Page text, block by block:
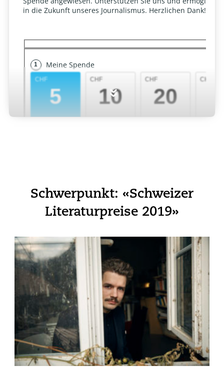
»
Schwerpunkt: «Schweizer
Literaturpreise 2019»